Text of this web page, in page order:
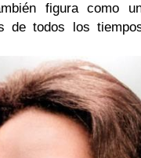
figura como
de todos los